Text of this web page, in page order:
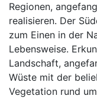
Regionen,
realisieren. Der
zum Einen in der
Lebensweise.
Landschaft,
Wüste mit der
Vegetation rund